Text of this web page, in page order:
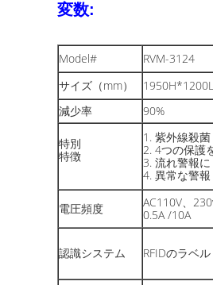
変数:
Model# RVM-3124
サイズ（mm）
減少率
90%
特別
特徴
1. 紫外線殺菌
2. 4つの保護
3. 流れ警報に
4. 異常な警報
電圧頻度
AC110V、
0.5A /10A
認識システム RFIDのラベル